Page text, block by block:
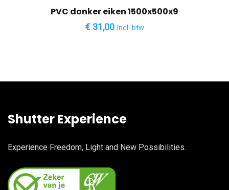
PVC donker eiken 1500x500x9
€31,00 Incl. btw
Shutter Experience
Experience Freedom, Light and New Possibilities.